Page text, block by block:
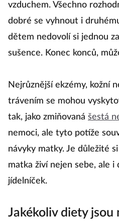
vzduchem. Všechno
dobré se vyhnout i
dětem nedovolí si jednou
sušence. Konec konců,
Nejrůznější ekzémy, kožní
trávením se mohou
tak, jako zmiňovaná šestá
nemoci, ale tyto potíže
návyky matky. Je důležité
matka živí nejen sebe, ale
jídelníček.
Jakékoliv diety jsou